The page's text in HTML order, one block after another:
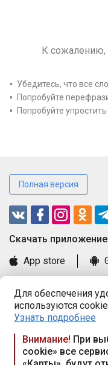
Для обеспечения
используются
Узнать подробнее
Внимание! При
cookie» все
К сожалению,
Убедитесь, что все
Попробуйте
Попробуйте
Полная версия
Cкачать приложение
App store
Книга замечаний и
Правила и документы
Praca.by ©
Республика Беларусь,
117а, пом. № 9.